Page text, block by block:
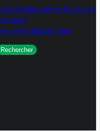
développer votre image
?
en temps de crise
Rechercher